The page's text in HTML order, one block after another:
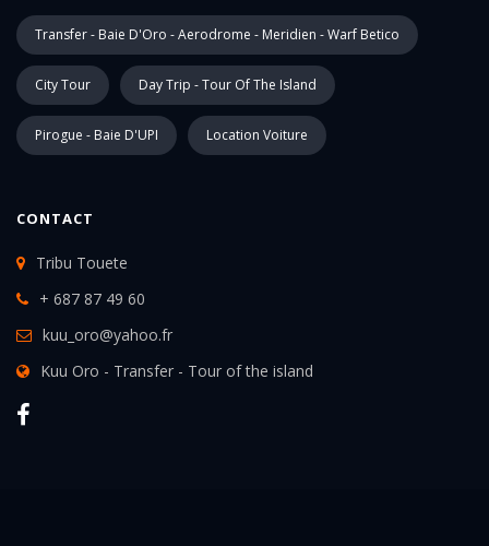
Transfer - Baie D'Oro - Aerodrome - Meridien - Warf Betico
City Tour Day Trip - Tour Of The Island
Pirogue - Baie D'UPI Location Voiture
CONTACT
Tribu Touete
+ 687 87 49 60
kuu_oro@yahoo.fr
Kuu Oro - Transfer - Tour of the island